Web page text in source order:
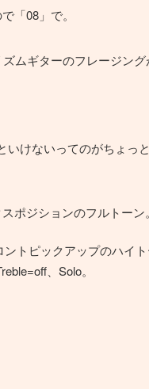
「08」で。
ムギターのフレージン
けないってのがちょっと
ポジションのフルトー
トピックアップのハイト
、Solo。